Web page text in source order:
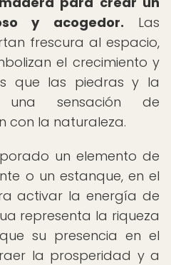
y acogedor. Las
frescura al espacio,
el crecimiento y
que las piedras y la
sensación de
con la naturaleza.
un elemento de
o un estanque, en el
activar la energía de
representa la riqueza
su presencia en el
la prosperidad y a